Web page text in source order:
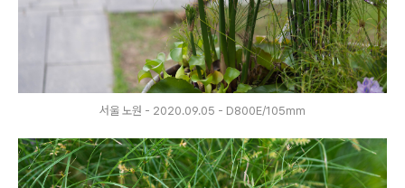
서울 노원 - 2020.09.05 - D800E/105mm